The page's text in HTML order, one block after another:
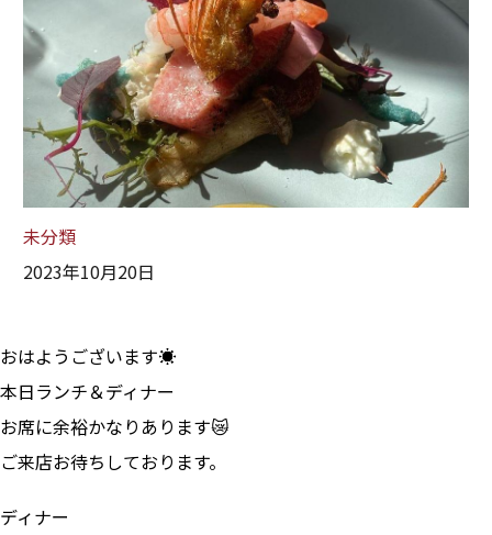
未分類
2023年10月20日
おはようございます☀
本日ランチ＆ディナー
お席に余裕かなりあります😿
ご来店お待ちしております。
ディナー